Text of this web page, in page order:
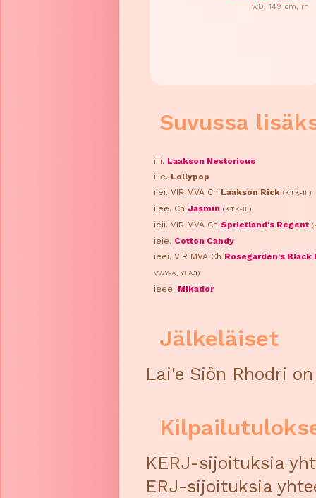
wD, 149 cm, rn
Suvussa
iiii. Laakson Nestorious
iiie. Lollypop
iiei. VIR MVA Ch Laakson Rick (KTK-III)
iiee. Ch Jasmin (KTK-III)
ieii. VIR MVA Ch Sprietland's Regent
ieie. Cotton Candy
ieei. VIR MVA Ch Rosegarden's Black
VWY-A, YLA3)
ieee. Mikador
Jälkeläiset
Lai'e Siôn Rhodri
KERJ-sijoituksia
ERJ-sijoituksia